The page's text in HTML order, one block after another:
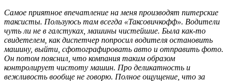
Самое приятное впечатление на меня производят питерские
таксисты. Пользуюсь там всегда «Таксовичкофф». Водители
чуть ли не в галстуках, машины чистейшие. Была как-то
свидетелем, как диспетчер попросил водителя остановить
машину, выйти, сфотографировать авто и отправить фото.
Он потом пояснил, что компания таким образом
контролирует чистоту машин. Про деликатность и
вежливость вообще не говорю. Полное ощущение, что за